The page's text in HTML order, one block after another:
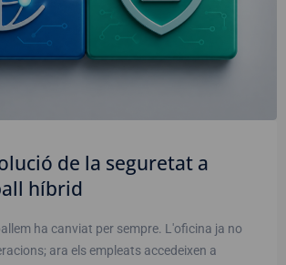
de la seguretat a
híbrid
ha canviat per sempre. L'oficina ja no
ara els empleats accedeixen a